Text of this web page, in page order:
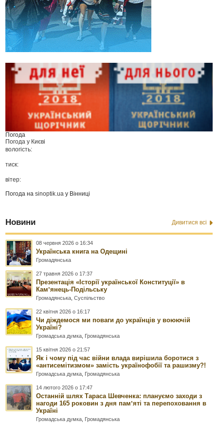
Погода
Погода у Києві
вологість:
тиск:
вітер:
Погода наsinoptik.ua у Вінниці
Новини Дивитися всі
08 червня 2026 о 16:34
Українська книга на Одещині
Громадянська
27 травня 2026 о 17:37
Презентація «Історії української Конституції» в
Камʼянець-Подільську
Громадянська ,Суспільство
22 квітня 2026 о 16:17
Чи діждемося ми поваги до українців у воюючій
Україні?
Громадська думка Громадянська
15 квітня 2026 о 21:57
Як і чому під час війни влада вирішила боротися з
«антисемітизмом» замість українофобії та рашизму?!
Громадська думка Громадянська
14 лютого 2026 о 17:47
Останній шлях Тараса Шевченка: плануємо заходи з
нагоди 165 роковин з дня памʼяті та перепоховання в
Україні
Громадська думка Громадянська